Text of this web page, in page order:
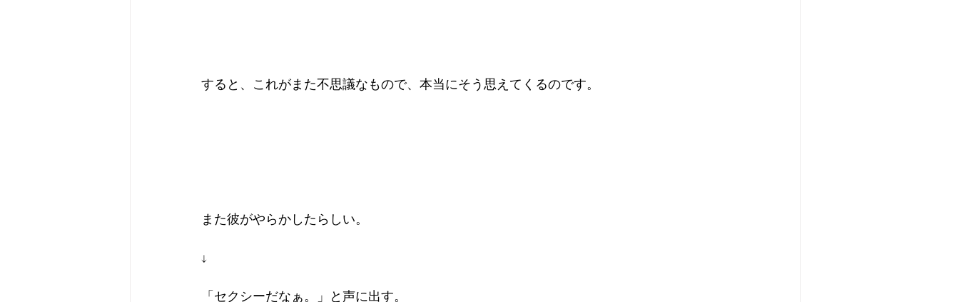
すると、これがまた不思議なもので、本当にそう思えてくるのです。
また彼がやらかしたらしい。
↓
「セクシーだなぁ。」と声に出す。